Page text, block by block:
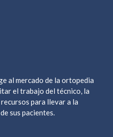
al mercado de la ortopedia
el trabajo del técnico, la
para llevar a la
sus pacientes.